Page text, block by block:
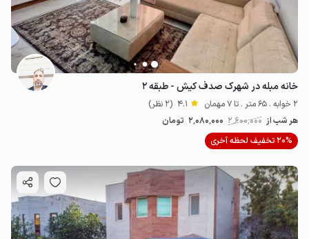
خانه مبله در شهرک صدف کیش - طبقه ۲
2 خوابه . 65 متر . تا 7 مهمان 4.1 (2 نظر)
هر شب از 2٬600٬000 2٬080٬000 تومان
20% تخفیف لحظه آخری